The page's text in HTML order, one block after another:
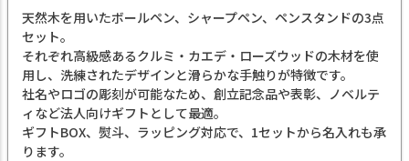
天然木を用いたボールペン、シャープペン、ペンスタンドの3点
セット。
それぞれ高級感あるクルミ・カエデ・ローズウッドの木材を使
用し、洗練されたデザインと滑らかな手触りが特徴です。
社名やロゴの彫刻が可能なため、創立記念品や表彰、ノベルテ
ィなど法人向けギフトとして最適。
ギフトBOX、熨斗、ラッピング対応で、1セットから名入れも承
ります。